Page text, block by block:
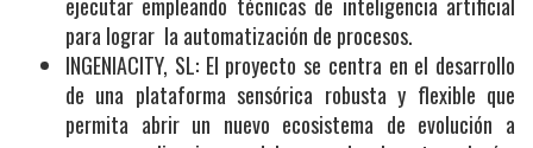
para lograr la automatización de procesos.
INGENIACITY, SL: El proyecto se centra en el desarrollo
de una plataforma sensórica robusta y flexible que
permita abrir un nuevo ecosistema de evolución a